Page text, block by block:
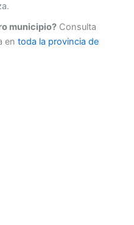
municipio? Consulta
en toda la provincia de